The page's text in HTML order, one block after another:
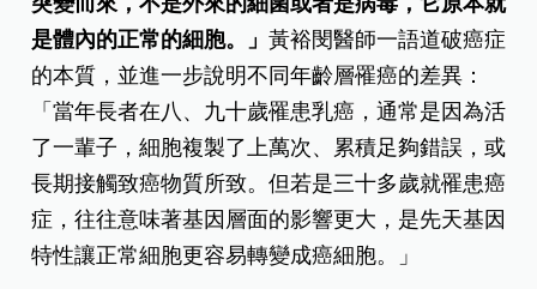
是體內的正常的細胞。」黃裕閔醫師一語道破癌症
的本質，並進一步說明不同年齡層罹癌的差異：
「當年長者在八、九十歲罹患乳癌，通常是因為活
了一輩子，細胞複製了上萬次、累積足夠錯誤，或
長期接觸致癌物質所致。但若是三十多歲就罹患癌
症，往往意味著基因層面的影響更大，是先天基因
特性讓正常細胞更容易轉變成癌細胞。」